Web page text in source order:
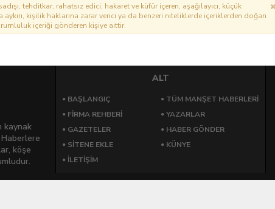
tehditkar, rahatsız edici, hakaret ve küfür içeren, aşağılayıcı, küçük
kişilik haklarına zarar verici ya da benzeri niteliklerde içeriklerden doğan
içeriği gönderen kişiye aittir.
kaynak
Haberlere
köşe
ALT
BAŞLANGIÇ
TÜM MANŞET HABERLERİ
FİRMA REHBERİ
YAZARLAR
GAZETELER
HABER GÖNDER
SİTENE EKLE
KÜNYE
İLETİŞİM